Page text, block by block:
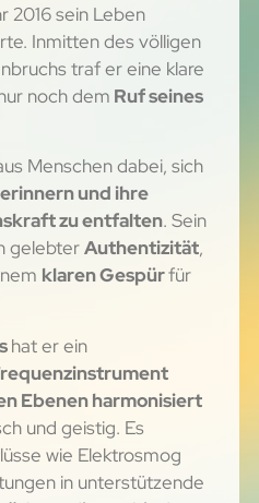
2016 sein Leben
Inmitten des völligen
traf er eine klare
noch dem Ruf seines
Menschen dabei, sich
und ihre
zu entfalten. Sein
gelebterAuthentizität,
klaren Gespürfür
hat er ein
Ebenen harmonisiert
und geistig. Es
wie Elektrosmog
in unterstützende